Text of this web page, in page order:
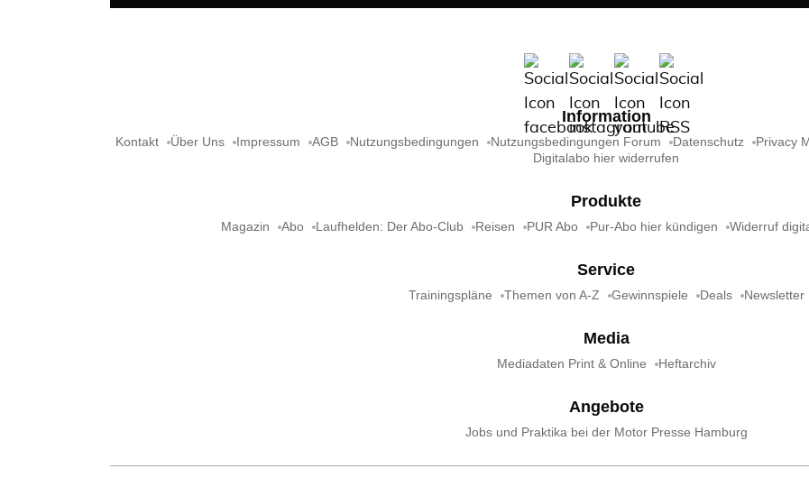
Information
Kontakt Über Uns Impressum AGB Nutzungsbedingungen Nutzungsbedingungen Forum Datenschutz Privacy
Digitalabo hier widerrufen
Produkte
Magazin Abo Laufhelden: Der Abo-Club Reisen PUR Abo Pur-Abo hier kündigen Widerruf
Service
Trainingspläne Themen von A-Z Gewinnspiele Deals Newsletter
Media
Mediadaten Print & Online Heftarchiv
Angebote
Jobs und Praktika bei der Motor Presse Hamburg